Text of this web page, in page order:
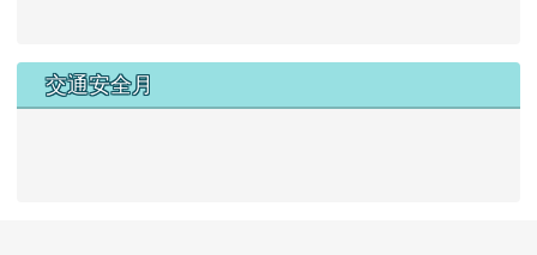
交通安全月